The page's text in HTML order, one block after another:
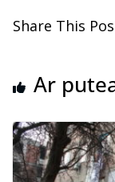
Share This
Ar